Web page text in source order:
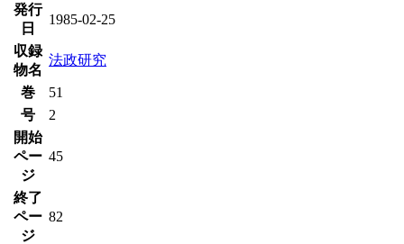
発行
日
1985-02-25
収録
物名
法政研究
巻
51
号
2
開始
ペー
ジ
45
終了
ペー
ジ
82